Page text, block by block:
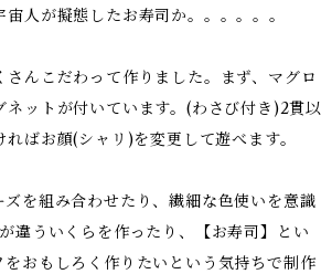
人が擬態したお寿司か。。。。。。
さんこだわって作りました。まず、マグロ
ネットが付いています。(わさび付き)2貫以
ばお顔(シャリ)を変更して遊べます。
ズを組み合わせたり、繊細な色使いを意識
違ういくらを作ったり、【お寿司】とい
をおもしろく作りたいという気持ちで制作